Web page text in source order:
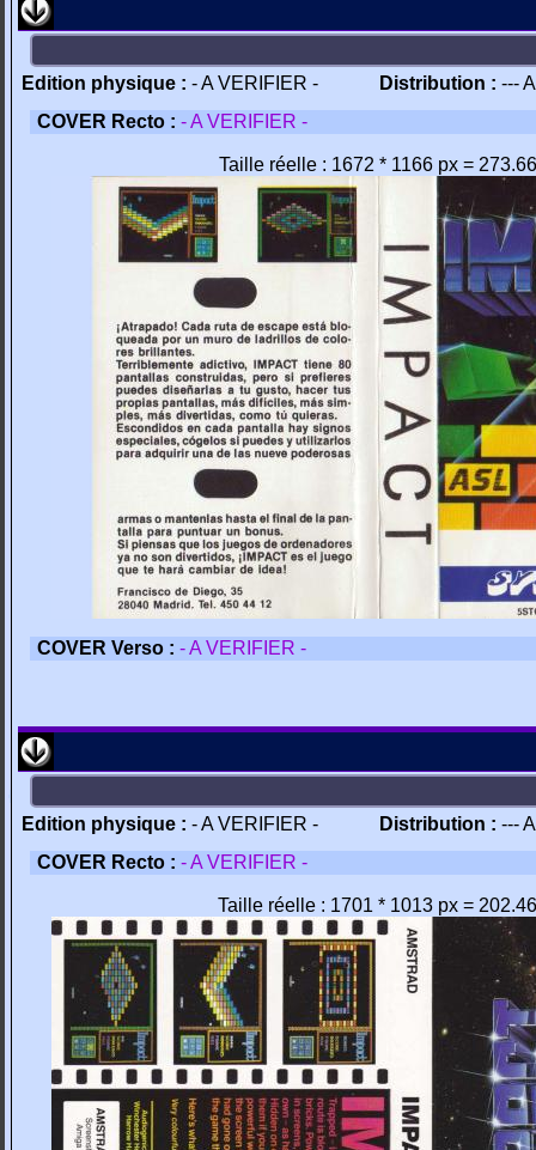
Edition physique : - A VERIFIER - Distribution : ---
COVER Recto : - A VERIFIER -
Taille réelle : 1672 * 1166 px =
COVER Verso : - A VERIFIER -
Edition physique : - A VERIFIER - Distribution : ---
COVER Recto : - A VERIFIER -
Taille réelle : 1701 * 1013 px =